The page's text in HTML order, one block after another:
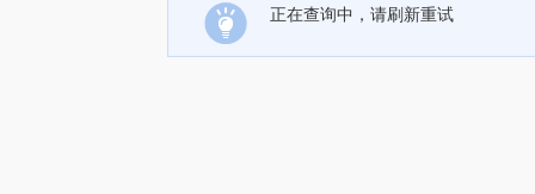
正在查询中，请刷新重试